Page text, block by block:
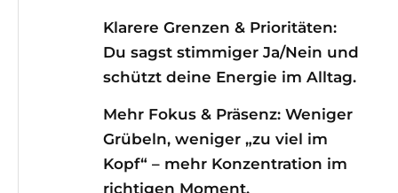
Klarere Grenzen & Prioritäten:
Du sagst stimmiger Ja/Nein und
schützt deine Energie im Alltag.
Mehr Fokus & Präsenz: Weniger
Grübeln, weniger „zu viel im
Kopf“ – mehr Konzentration im
richtigen Moment.